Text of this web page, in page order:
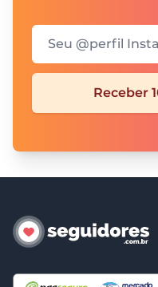
Seu @perfil
Receber